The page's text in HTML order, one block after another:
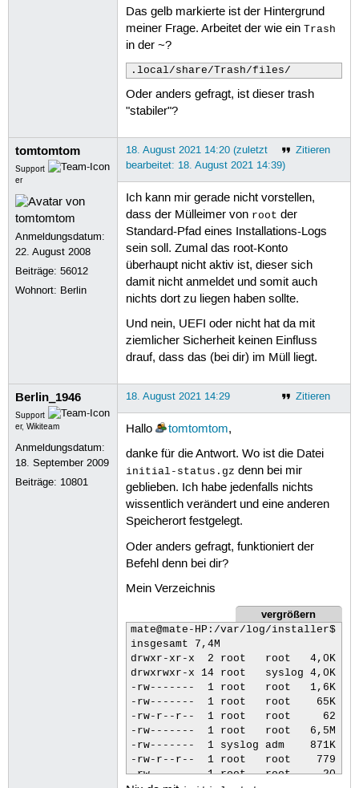
Das gelb markierte ist der Hintergrund
meiner Frage. Arbeitet der wie ein Trash
in der ~?
.local/share/Trash/files/
Oder anders gefragt, ist dieser trash
"stabiler"?
tomtomtom
Support
er
Anmeldungsdatum:
22. August 2008
Beiträge:56012
Wohnort: Berlin
Zitieren
18. August 2021 14:20 (zuletzt
bearbeitet: 18. August 2021 14:39)
Ich kann mir gerade nicht vorstellen,
dass der Mülleimer von root der
Standard-Pfad eines Installations-Logs
sein soll. Zumal das root-Konto
überhaupt nicht aktiv ist, dieser sich
damit nicht anmeldet und somit auch
nichts dort zu liegen haben sollte.
Und nein, UEFI oder nicht hat da mit
ziemlicher Sicherheit keinen Einfluss
drauf, dass das (bei dir) im Müll liegt.
Berlin_1946
Support
er, Wikiteam
Anmeldungsdatum:
18. September 2009
Beiträge: 10801
Zitieren
18. August 2021 14:29
Hallo tomtomtom,
danke für die Antwort. Wo ist die Datei
initial-status.gz denn bei mir
geblieben. Ich habe jedenfalls nichts
wissentlich verändert und eine anderen
Speicherort festgelegt.
Oder anders gefragt, funktioniert der
Befehl denn bei dir?
Mein Verzeichnis
vergrößern
mate@mate-HP:/var/log/installer$
insgesamt 7,4M
drwxr-xr-x  2 root   root   4,0K
drwxrwxr-x 14 root   syslog 4,0K
-rw-------  1 root   root   1,6K Aug
-rw-------  1 root   root    65K Sep
-rw-r--r--  1 root   root     62 Aug
-rw-------  1 root   root   6,5M Aug
-rw-------  1 syslog adm    871K
-rw-r--r--  1 root   root    779 Aug
-rw-------  1 root   root     20 Sep